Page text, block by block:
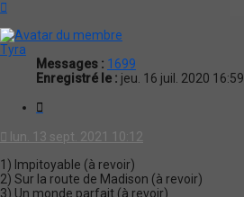
Tyra
Messages : 1699
Enregistré le : jeu. 16 juil. 2020 16:59
lun. 13 sept. 2021 10:12
1) Impitoyable (à revoir)
2) Sur la route de Madison (à revoir)
3) Un monde parfait (à revoir)